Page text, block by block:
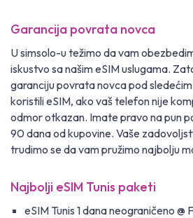
Garancija povrata novca
U simsolo-u težimo da vam
iskustvo sa našim eSIM uslugama.
garanciju povrata novca pod
koristili eSIM, ako vaš telefon nije
odmor otkazan. Imate pravo na pun
90 dana od kupovine. Vaše
trudimo se da vam pružimo najbolju
Najbolji eSIM Tunis paketi
eSIM Tunis 1 dana neograničeno @